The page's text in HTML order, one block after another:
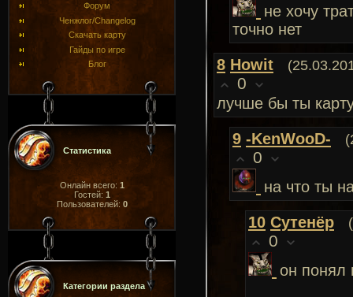
Форум
Ченжлог/Changelog
Скачать карту
Гайды по игре
Блог
Статистика
Онлайн всего: 1
Гостей: 1
Пользователей: 0
Категории раздела
не хочу
точно нет
8 Howit
0
лучше бы ты
9 -KenWooD-
0
на что ты
10 Сутенёр
0
он понял